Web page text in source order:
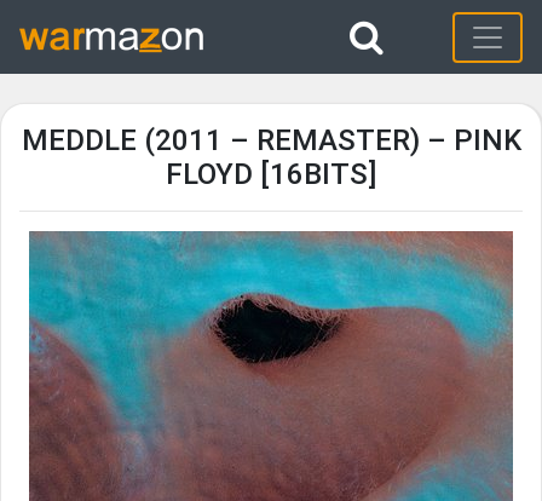
MEDDLE (2011 – REMASTER) – PINK
FLOYD [16BITS]